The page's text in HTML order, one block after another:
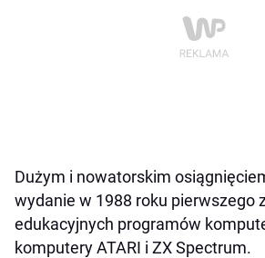
Dużym i nowatorskim
wydanie w 1988 roku pierwszego
edukacyjnych programów
komputery ATARI i ZX Spectrum.